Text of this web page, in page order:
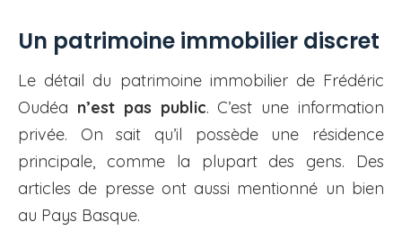
Un patrimoine immobilier discret
Le détail du patrimoine immobilier de Frédéric
Oudéa n’est pas public. C’est une information
privée. On sait qu’il possède une résidence
principale, comme la plupart des gens. Des
articles de presse ont aussi mentionné un bien
au Pays Basque.